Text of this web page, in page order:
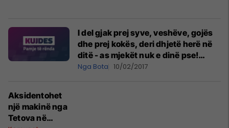
I del gjak prej syve, veshëve, gojës
dhe prej kokës, deri dhjetë herë në
ditë - as mjekët nuk e dinë pse!
(Foto,+16)
Nga Bota 10/02/2017
Aksidentohet
një makinë nga
Tetova në